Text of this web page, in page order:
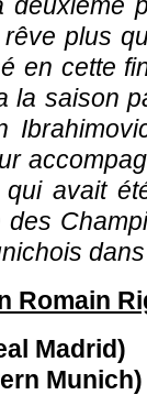
plus
en cette
la saison
qui avait
Romain
Madrid)
Munich)